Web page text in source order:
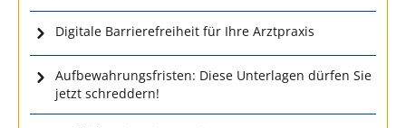
Digitale Barrierefreiheit für Ihre Arztpraxis
Aufbewahrungsfristen: Diese Unterlagen dürfen Sie
jetzt schreddern!